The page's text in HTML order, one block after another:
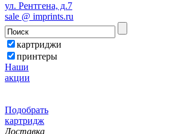
ул. Рентгена, д.7
sale @ imprints.ru
картриджи
принтеры
Наши
акции
Подобрать
картридж
Доставка